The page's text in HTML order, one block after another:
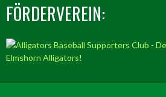
FÖRDERVEREIN: